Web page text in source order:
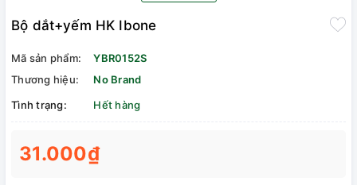
Bộ dắt+yếm HK Ibone
Mã sản phẩm:
YBR0152S
Thương hiệu:
No Brand
Tình trạng:
Hết hàng
31.000₫